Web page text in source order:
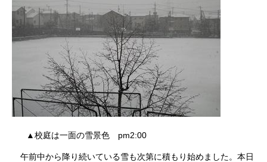
▲校庭は一面の雪景色 pm2:00
午前中から降り続いている雪も次第に積もり始めました。本日